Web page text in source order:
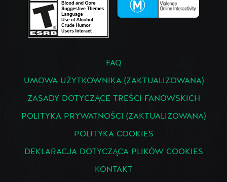
FAQ
UMOWA UŻYTKOWNIKA (ZAKTUALIZOWANA)
ZASADY DOTYCZĄCE TREŚCI FANOWSKICH
POLITYKA PRYWATNOŚCI (ZAKTUALIZOWANA)
POLITYKA COOKIES
DEKLARACJA DOTYCZĄCA PLIKÓW COOKIES
KONTAKT